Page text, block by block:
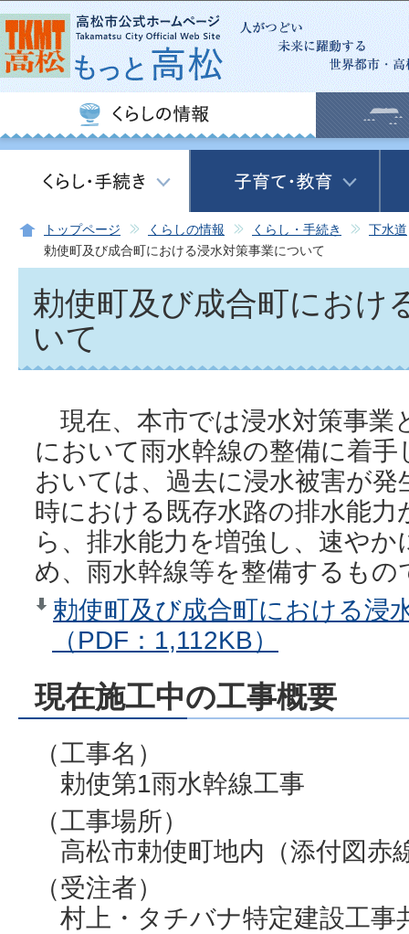
この
トップページ くらしの情報 くらし・手続き
下水道
勅使町及び成合町における浸水対策事業について
勅使町及び成合町におけ
いて
現在、本市では浸水対策事業
において雨水幹線の整備に着
おいては、過去に浸水被害が
時における既存水路の排水能
ら、排水能力を増強し、速や
め、雨水幹線等を整備するもの
勅使町及び成合町における浸
（PDF：1,112KB）
現在施工中の工事概要
（工事名）
勅使第1雨水幹線工事
（工事場所）
高松市勅使町地内（添付図赤
（受注者）
村上・タチバナ特定建設工事